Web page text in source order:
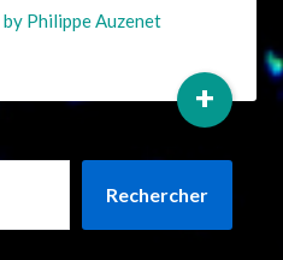
by Philippe Auzenet
+
Rechercher